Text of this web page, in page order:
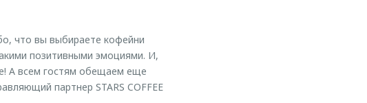
что вы выбираете кофейни
позитивными эмоциями. И,
А всем гостям обещаем еще
партнер STARS COFFEE